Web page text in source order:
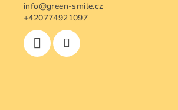
info@green-smile.cz
+420774921097